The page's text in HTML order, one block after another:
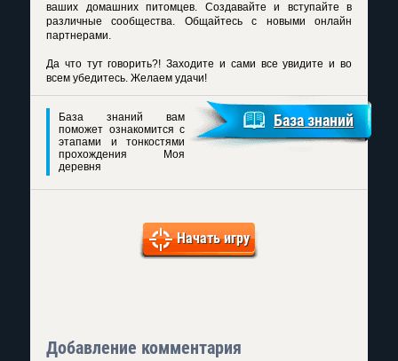
ваших домашних питомцев. Создавайте и вступайте в
различные сообщества. Общайтесь с новыми онлайн
партнерами.
Да что тут говорить?! Заходите и сами все увидите и во
всем убедитесь. Желаем удачи!
База знаний вам
поможет ознакомится с
этапами и тонкостями
прохождения Моя
деревня
База знаний
Начать игру
Добавление комментария